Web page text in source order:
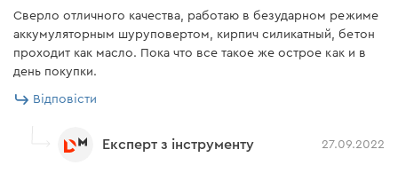
Сверло отличного качества, работаю в безударном режиме
аккумуляторным шуруповертом, кирпич силикатный, бетон
проходит как масло. Пока что все такое же острое как и в
день покупки.
Відповісти
Експерт з інструменту 27.09.2022